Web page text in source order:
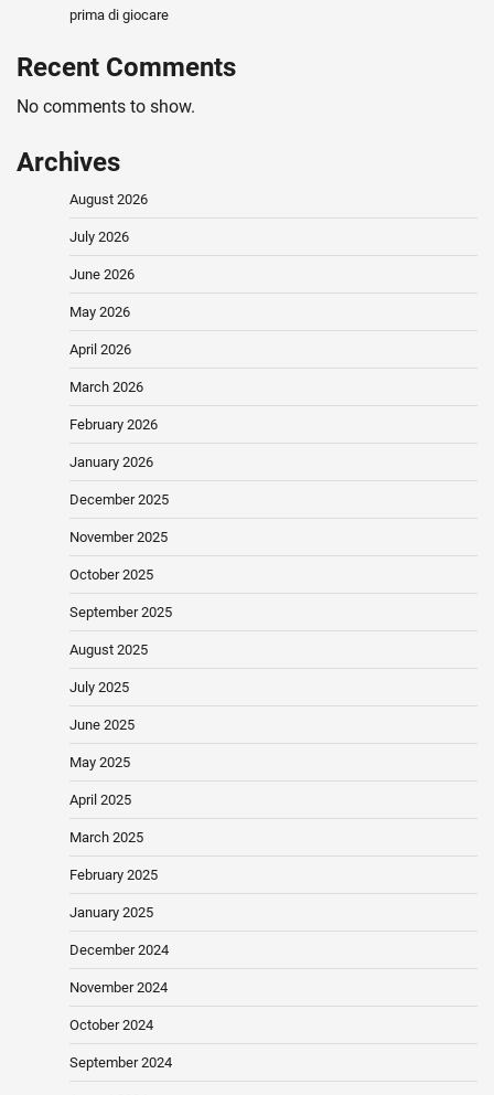
prima di giocare
Recent Comments
No comments to show.
Archives
August 2026
July 2026
June 2026
May 2026
April 2026
March 2026
February 2026
January 2026
December 2025
November 2025
October 2025
September 2025
August 2025
July 2025
June 2025
May 2025
April 2025
March 2025
February 2025
January 2025
December 2024
November 2024
October 2024
September 2024